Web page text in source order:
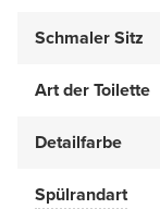
Schmaler Sitz
Art der Toilette
Detailfarbe
Spülrandart